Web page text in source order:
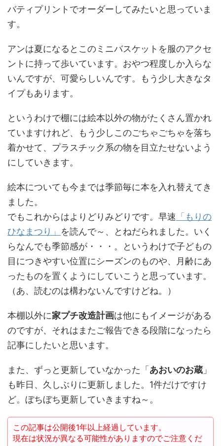
バティプリントでオーダーしてみたいと思っていま
す。
アンは夏になるとこのミニバスケットを服のアクセ
ントに持って歩いています。おやつ程度しか入らな
いんですが、可愛らしいんです。もう少し大きなタ
イプもあります。
というわけで棚には絵本以外の物がたくさん置かれ
ていますけれど、もう少しこのごちゃごちゃを落ち
着かせて、プラスチック系の物を目立たせないよう
にしていきます。
絵本についても今までは季節毎に本を入れ替えてき
ました。
でもこれからはよりどりみどりです。早速 「もりの
ひなまつり」 を読んで～、とねだられました。いく
らなんでも季節感が・・・。というわけで子どもの
目につきやすい位置にシーズンのものや、月齢にあ
ったものを置くようにしていこうと思っています。
（あ、読むのは構わないんですけどね。）
本棚以外に家プチ改造計画は他にもイメージがある
のですが、それはまたご報告できる段階になったら
記事にしたいと思います。
また、ずっと更新していなかった「 あおいのお蔵 」
も昨日、久しぶりに更新しました。1件だけですけ
ど。ぼちぼち更新していきますね～。
この記事は公開後1年以上経過しています。
現在は状況が異なる可能性がありますのでご注意くだ